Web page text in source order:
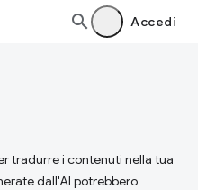
Accedi
tradurre i contenuti nella tua
dall'AI potrebbero